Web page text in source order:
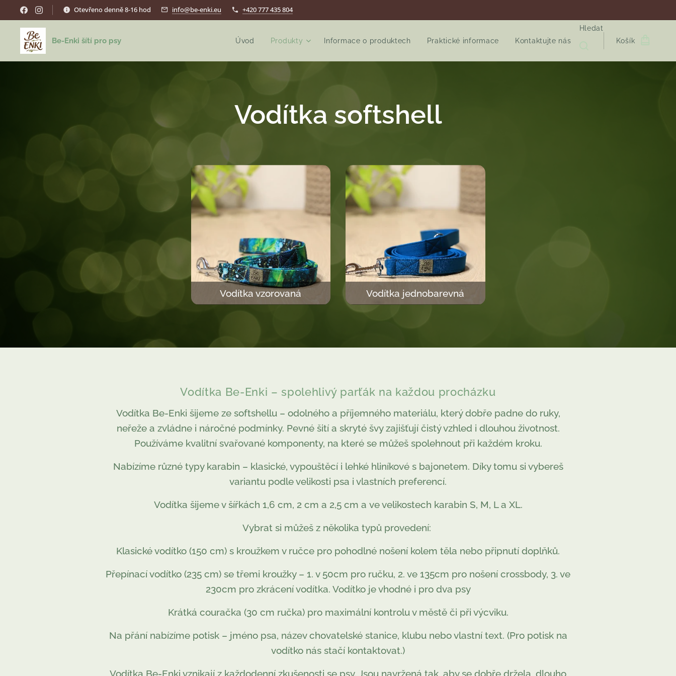
Otevřeno denně 8-16 hod info@be-enki.eu +420 777 435 804
Be-Enki šítí pro psy Úvod Produkty Informace o produktech Praktické informace Kontaktujte nás
Hledat
Košík
Vodítka softshell
Vodítka vzorovaná Vodítka jednobarevná
Vodítka Be-Enki – spolehlivý parťák na každou procházku
Vodítka Be-Enki šijeme ze softshellu – odolného a příjemného materiálu, který dobře padne do ruky,
neřeže a zvládne i náročné podmínky. Pevné šití a skryté švy zajišťují čistý vzhled i dlouhou životnost.
Používáme kvalitní svařované komponenty, na které se můžeš spolehnout při každém kroku.
Nabízíme různé typy karabin – klasické, vypouštěcí i lehké hliníkové s bajonetem. Díky tomu si vybereš
variantu podle velikosti psa i vlastních preferencí.
Vodítka šijeme v šířkách 1,6 cm, 2 cm a 2,5 cm a ve velikostech karabin S, M, L a XL.
Vybrat si můžeš z několika typů provedení:
Klasické vodítko (150 cm) s kroužkem v ručce pro pohodlné nošení kolem těla nebo připnutí doplňků.
Přepínací vodítko (235 cm) se třemi kroužky – 1. v 50cm pro ručku, 2. ve 135cm pro nošení crossbody, 3. ve
230cm pro zkrácení vodítka. Vodítko je vhodné i pro dva psy
Krátká couračka (30 cm ručka) pro maximální kontrolu v městě či při výcviku.
Na přání nabízíme potisk – jméno psa, název chovatelské stanice, klubu nebo vlastní text. (Pro potisk na
vodítko nás stačí kontaktovat.)
Vodítka Be-Enki vznikají z každodenní zkušenosti se psy. Jsou navržená tak, aby se dobře držela, dlouho